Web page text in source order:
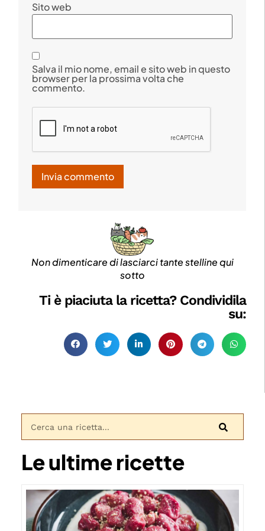
Sito web
Salva il mio nome, email e sito web in questo
browser per la prossima volta che
commento.
Non dimenticare di lasciarci tante stelline qui
sotto
Ti è piaciuta la ricetta? Condividila
su:
Le ultime ricette